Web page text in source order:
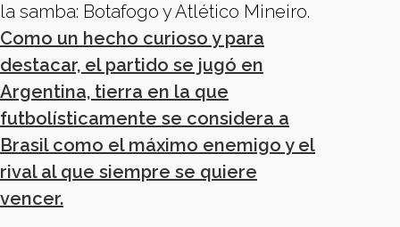
la samba: Botafogo y Atlético Mineiro.
Como un hecho curioso y para
destacar, el partido se jugó en
Argentina, tierra en la que
futbolísticamente se considera a
Brasil como el máximo enemigo y el
rival al que siempre se quiere
vencer.